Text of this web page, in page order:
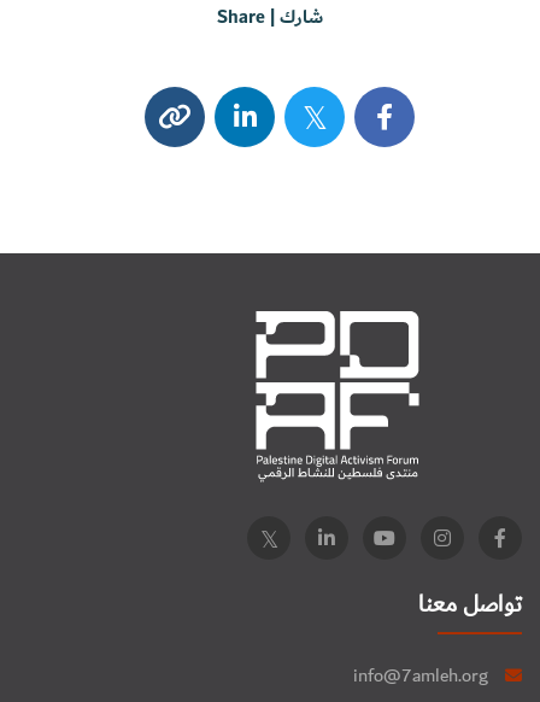
شارك | Share
تواصل معنا
info@7amleh.org